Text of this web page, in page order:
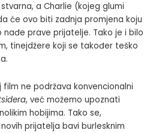
a Charlie (kojeg glumi
će ovo biti zadnja promjena koju
prave prijatelje. Tako je i bilo
tinejdžere koji se također teško
ne podržava konvencionalni
, već možemo upoznati
hobijima. Tako se,
prijatelja bavi burlesknim